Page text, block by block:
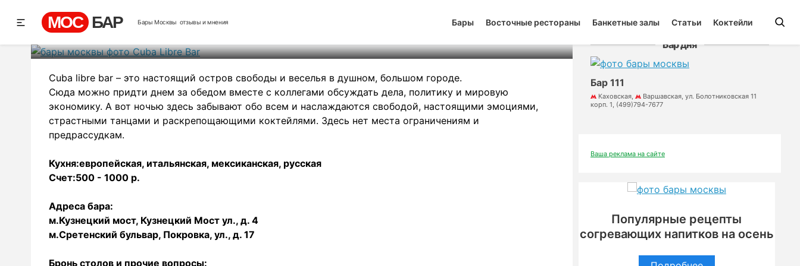
МОС БАР Бары Москвы отзывы и мнения Бары Восточные рестораны Банкетные залы Статьи Коктейли
Cuba libre bar – это настоящий остров свободы и веселья в душном, большом городе.
Сюда можно придти днем за обедом вместе с коллегами обсуждать дела, политику и мировую
экономику. А вот ночью здесь забывают обо всем и наслаждаются свободой, настоящими эмоциями,
страстными танцами и раскрепощающими коктейлями. Здесь нет места ограничениям и
предрассудкам.
Кухня:европейская, итальянская, мексиканская, русская
Счет:500 - 1000 р.
Адреса бара:
м.Кузнецкий мост, Кузнецкий Мост ул., д. 4
м.Сретенский бульвар, Покровка, ул., д. 17
Бронь столов и прочие вопросы:
Бар дня
Бар 111
Каховская,
Варшавская, ул. Болотниковская 11
корп. 1, (499)794-7677
Ваша реклама на сайте
Популярные рецепты
согревающих напитков на осень